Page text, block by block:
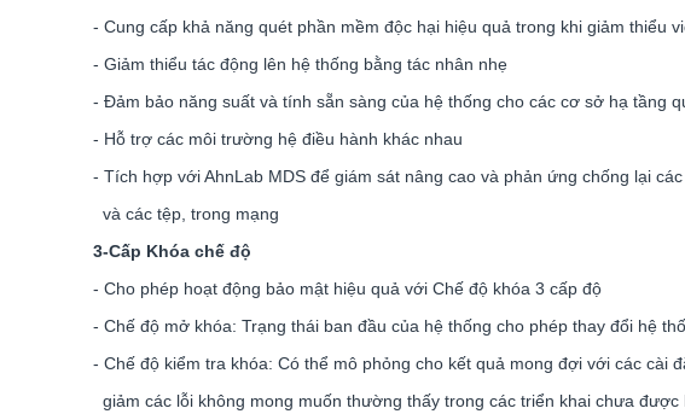
- Cung cấp khả năng quét phần mềm độc hại hiệu quả trong khi giảm thiểu
- Giảm thiểu tác động lên hệ thống bằng tác nhân nhẹ
- Đảm bảo năng suất và tính sẵn sàng của hệ thống cho các cơ sở hạ tầng
- Hỗ trợ các môi trường hệ điều hành khác nhau
- Tích hợp với AhnLab MDS để giám sát nâng cao và phản ứng chống lại
và các tệp, trong mạng
3-Cấp Khóa chế độ
- Cho phép hoạt động bảo mật hiệu quả với Chế độ khóa 3 cấp độ
- Chế độ mở khóa: Trạng thái ban đầu của hệ thống cho phép thay đổi hệ
- Chế độ kiểm tra khóa: Có thể mô phỏng cho kết quả mong đợi với các cài
giảm các lỗi không mong muốn thường thấy trong các triển khai chưa được